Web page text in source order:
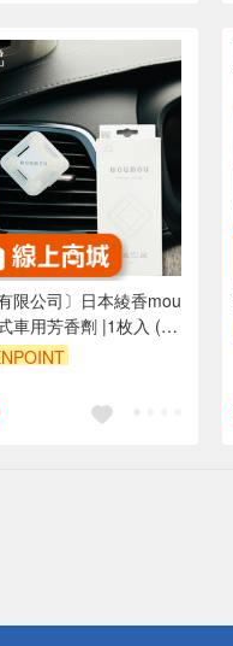
限公司〕日本綾香mou
車用芳香劑 |1枚入 (絲
2入